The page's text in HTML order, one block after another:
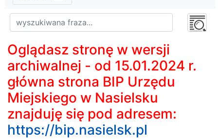
Oglądasz stronę w wersji
archiwalnej - od 15.01.2024 r.
główna strona BIP Urzędu
Miejskiego w Nasielsku
znajduję się pod adresem:
https://bip.nasielsk.pl